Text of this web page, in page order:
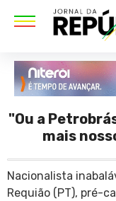
"Ou a
mais
Nacionalista
Requião (PT), pré-